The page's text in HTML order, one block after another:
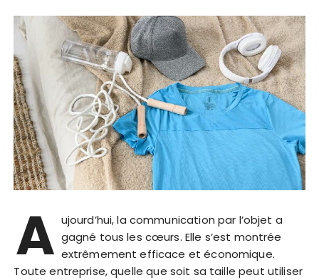
A ujourd’hui, la communication par l’objet a
gagné tous les cœurs. Elle s’est montrée
extrêmement efficace et économique.
Toute entreprise, quelle que soit sa taille peut utiliser